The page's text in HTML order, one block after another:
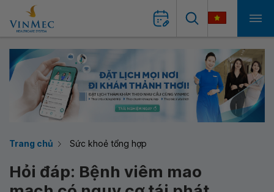
Trang chủ Sức khoẻ tổng hợp
Hỏi đáp: Bệnh viêm mao